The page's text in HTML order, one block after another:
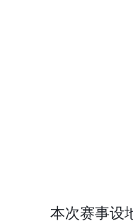
本次赛事设